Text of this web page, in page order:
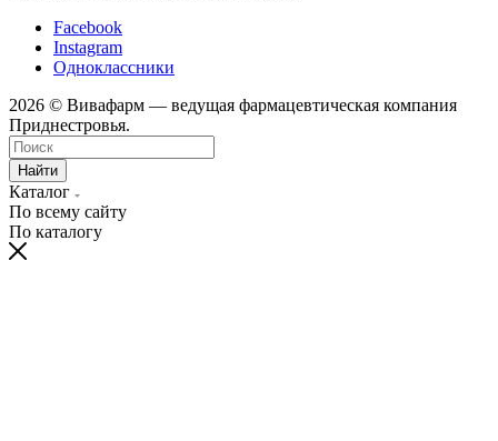
Facebook
Instagram
Одноклассники
2026 © Вивафарм — ведущая фармацевтическая компания
Приднестровья.
Найти
Каталог
По всему сайту
По каталогу